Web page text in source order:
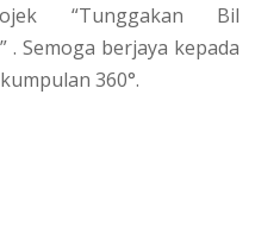
“Tunggakan Bil
. Semoga berjaya kepada
360°.